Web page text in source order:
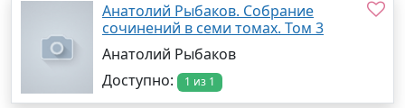
Анатолий Рыбаков. Собрание
сочинений в семи томах. Том 3
Анатолий Рыбаков
Доступно:
1 из 1